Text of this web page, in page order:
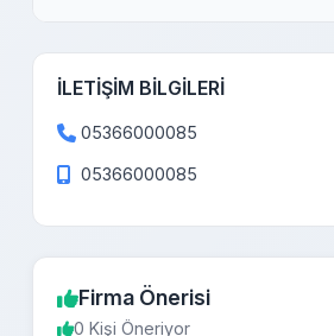
İLETİŞİM BİLGİLERİ
05366000085
05366000085
Firma Önerisi
0 Kişi Öneriyor